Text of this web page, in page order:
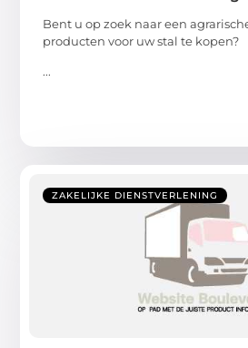
Bent u op zoek naar een
producten voor uw stal te kopen?
...
ZAKELIJKE DIENSTVERLENING